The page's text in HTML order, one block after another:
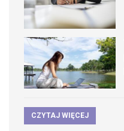
CZYTAJ WIĘCEJ